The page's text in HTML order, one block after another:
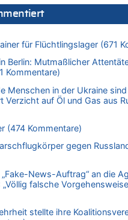
von Speck für die Mâuse zu
Einigkeit trotz Kritik und
von Hugo Egon Bernhard von
aus Haus des verstorbenen
von Gärlinde zu
wieder Mekka des
WM auf starke Springreiter
von Guido Scholzen zu
in diesem Sommer ist jetzt
von Sparwasser zu
in diesem Sommer ist jetzt
von Dax zu
in diesem Sommer ist jetzt
von Heinz F. zu
in Londons City
für Flüchtlingslager (671
Berlin: Mutmaßlicher
Kommentare)
Menschen in der Ukraine
Verzicht auf Öl und Gas aus
(474 Kommentare)
gegen
News-Auftrag“ an die
„Völlig falsche
stellte ihre